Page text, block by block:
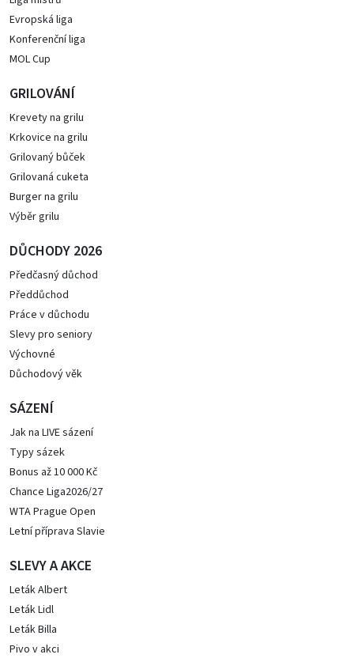
Evropská liga
Konferenční liga
MOL Cup
GRILOVÁNÍ
Krevety na grilu
Krkovice na grilu
Grilovaný bůček
Grilovaná cuketa
Burger na grilu
Výběr grilu
DŮCHODY 2026
Předčasný důchod
Předdůchod
Práce v důchodu
Slevy pro seniory
Výchovné
Důchodový věk
SÁZENÍ
Jak na LIVE sázení
Typy sázek
Bonus až 10 000 Kč
Chance Liga2026/27
WTA Prague Open
Letní příprava Slavie
SLEVY A AKCE
Leták Albert
Leták Lidl
Leták Billa
Pivo v akci